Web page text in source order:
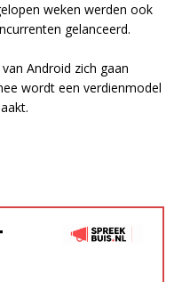
weken werden ook
gelanceerd.
Android zich gaan
wordt een verdienmodel